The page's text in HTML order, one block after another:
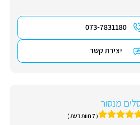
073-7831180
יצירת קשר
מנסור
( 7 חוות דעת )